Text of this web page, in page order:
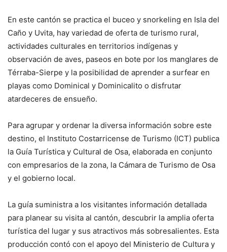
En este cantón se practica el buceo y snorkeling en Isla del
Caño y Uvita, hay variedad de oferta de turismo rural,
actividades culturales en territorios indígenas y
observación de aves, paseos en bote por los manglares de
Térraba-Sierpe y la posibilidad de aprender a surfear en
playas como Dominical y Dominicalito o disfrutar
atardeceres de ensueño.
Para agrupar y ordenar la diversa información sobre este
destino, el Instituto Costarricense de Turismo (ICT) publica
la Guía Turística y Cultural de Osa, elaborada en conjunto
con empresarios de la zona, la Cámara de Turismo de Osa
y el gobierno local.
La guía suministra a los visitantes información detallada
para planear su visita al cantón, descubrir la amplia oferta
turística del lugar y sus atractivos más sobresalientes. Esta
producción contó con el apoyo del Ministerio de Cultura y